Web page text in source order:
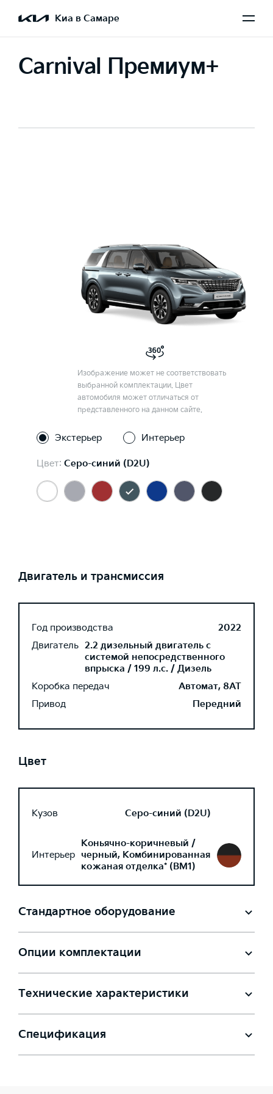
Киа в Самаре
Carnival Премиум+
Изображение может не соответствовать
выбранной комплектации. Цвет
автомобиля может отличаться от
представленного на данном сайте.
Экстерьер Интерьер
Цвет: Серо-синий (D2U)
Двигатель и трансмиссия
Год производства
2022
Двигатель 2.2 дизельный двигатель с
системой непосредственного
впрыска / 199 л.с. / Дизель
Коробка передач
Автомат, 8AT
Привод
Передний
Цвет
Кузов Серо-синий (D2U)
Интерьер
Коньячно-коричневый /
черный, Комбинированная
кожаная отделка* (BM1)
Стандартное оборудование
Опции комплектации
Технические характеристики
Спецификация